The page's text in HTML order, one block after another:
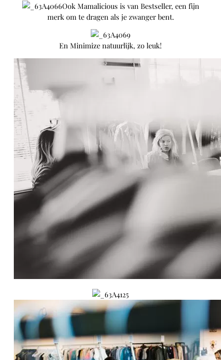
Ook Mamalicious is van Bestseller, een fijn
merk om te dragen als je zwanger bent.
En Minimize natuurlijk, zo leuk!